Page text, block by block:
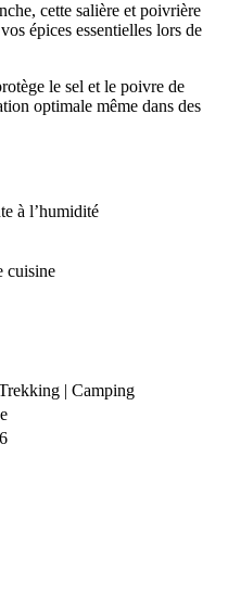
cette salière et poivrière
épices essentielles lors de
le sel et le poivre de
optimale même dans des
à l’humidité
cuisine
| Camping